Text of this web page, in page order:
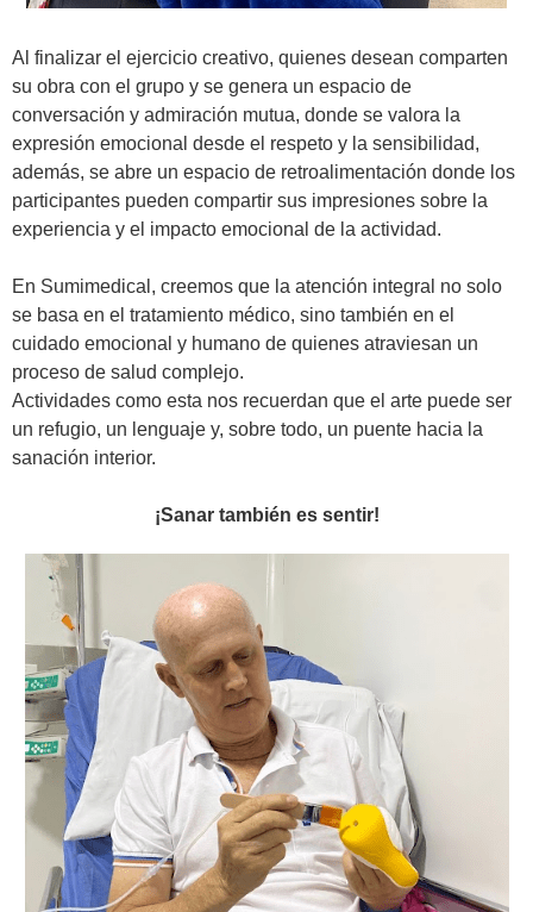
Al finalizar el ejercicio creativo, quienes desean comparten
su obra con el grupo y se genera un espacio de
conversación y admiración mutua, donde se valora la
expresión emocional desde el respeto y la sensibilidad,
además, se abre un espacio de retroalimentación donde los
participantes pueden compartir sus impresiones sobre la
experiencia y el impacto emocional de la actividad.
En Sumimedical, creemos que la atención integral no solo
se basa en el tratamiento médico, sino también en el
cuidado emocional y humano de quienes atraviesan un
proceso de salud complejo.
Actividades como esta nos recuerdan que el arte puede ser
un refugio, un lenguaje y, sobre todo, un puente hacia la
sanación interior.
¡Sanar también es sentir!